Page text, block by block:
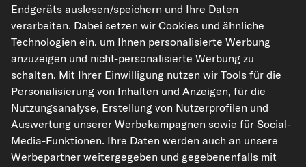
kfzteile24.de carpardoo.nl
carpardoo.fr
carpardoo.dk
Die hier dargestellten Daten, insbesondere die gesamte Datenbank, dürfen
nicht vervielfältigt werden. Die Vervielfältigung und Verbreitung der Daten und
Endgeräts auslesen/speichern und Ihre Daten
verarbeiten. Dabei setzen wir Cookies und ähnliche
Technologien ein, um Ihnen personalisierte Werbung
anzuzeigen und nicht-personalisierte Werbung zu
schalten. Mit Ihrer Einwilligung nutzen wir Tools für die
Personalisierung von Inhalten und Anzeigen, für die
Nutzungsanalyse, Erstellung von Nutzerprofilen und
Auswertung unserer Werbekampagnen sowie für Social-
Media-Funktionen. Ihre Daten werden auch an unsere
Werbepartner weitergegeben und gegebenenfalls mit